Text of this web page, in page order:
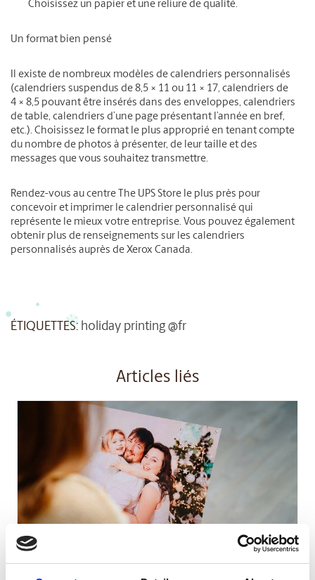
Choisissez un papier et une reliure de qualité.
Un format bien pensé
Il existe de nombreux modèles de calendriers personnalisés
(calendriers suspendus de 8,5 × 11 ou 11 × 17, calendriers de
4 × 8,5 pouvant être insérés dans des enveloppes, calendriers
de table, calendriers d’une page présentant l’année en bref,
etc.). Choisissez le format le plus approprié en tenant compte
du nombre de photos à présenter, de leur taille et des
messages que vous souhaitez transmettre.
Rendez-vous au centre The UPS Store le plus près pour
concevoir et imprimer le calendrier personnalisé qui
représente le mieux votre entreprise. Vous pouvez également
obtenir plus de renseignements sur les calendriers
personnalisés auprès de Xerox Canada.
ÉTIQUETTES: holiday printing @fr
Articles liés